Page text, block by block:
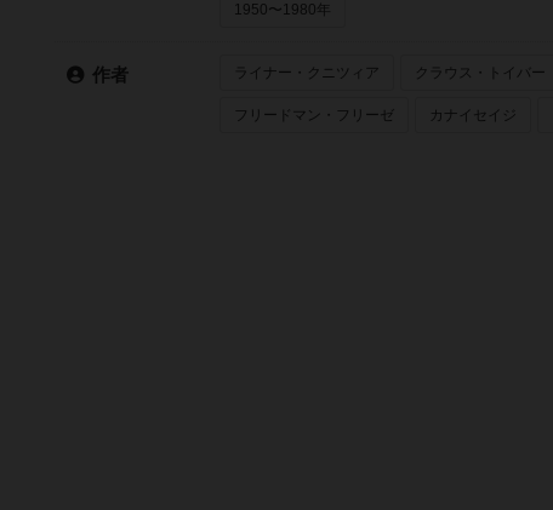
1950〜1980年
作者 ライナー・クニツィア クラウス・トイバー
フリードマン・フリーゼ カナイセイジ